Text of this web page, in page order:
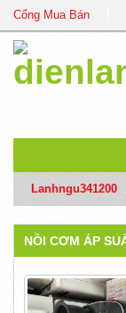
Cổng Mua Bán
Lanhngu341200
NỒI CƠM ÁP